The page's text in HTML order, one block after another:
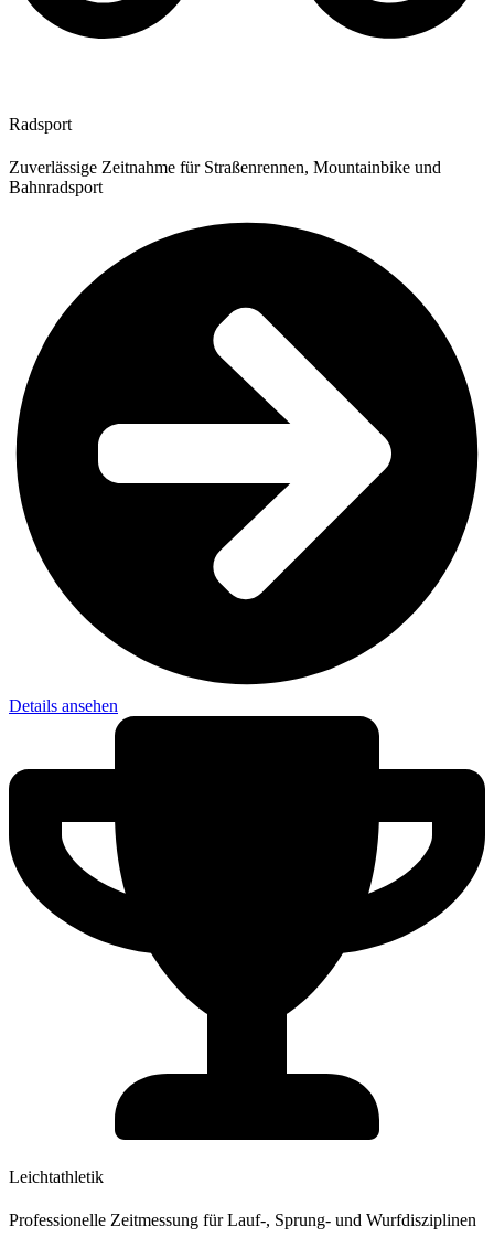
Radsport
Zuverlässige Zeitnahme für Straßenrennen, Mountainbike und
Bahnradsport
Details ansehen
Leichtathletik
Professionelle Zeitmessung für Lauf-, Sprung- und Wurfdisziplinen